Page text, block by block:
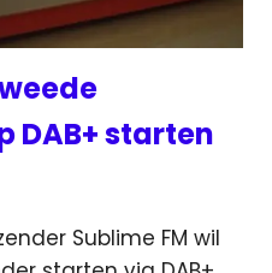
DAB+ starten
Sublime FM wil